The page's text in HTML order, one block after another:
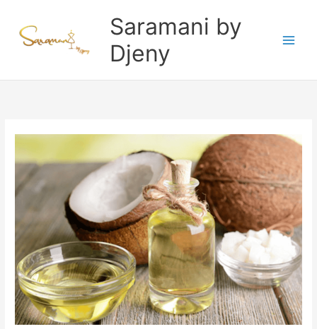
contenu
Saramani by
Djeny